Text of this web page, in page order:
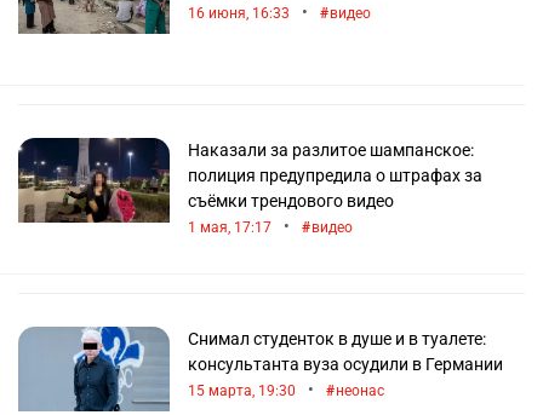
16 июня, 16:33 • видео
Наказали за разлитое шампанское:
полиция предупредила о штрафах за
съёмки трендового видео
1 мая, 17:17 • видео
Снимал студенток в душе и в туалете:
консультанта вуза осудили в Германии
15 марта, 19:30 • неонас